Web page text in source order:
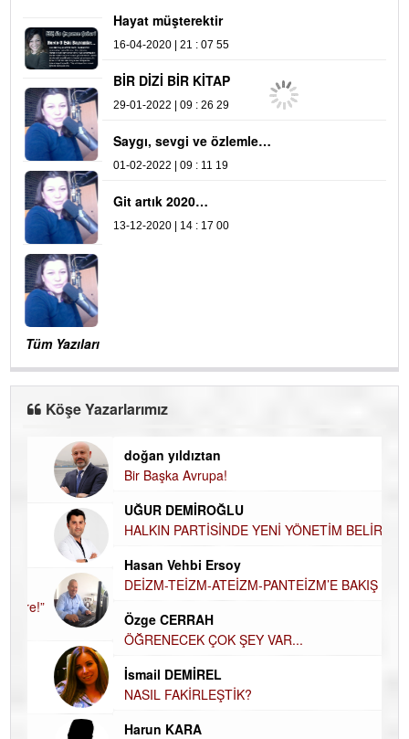
Hayat müşterektir
16-04-2020 | 21 : 07 55
BİR DİZİ BİR KİTAP
29-01-2022 | 09 : 26 29
Saygı, sevgi ve özlemle…
01-02-2022 | 09 : 11 19
Git artık 2020…
13-12-2020 | 14 : 17 00
Tüm Yazıları
Köşe Yazarlarımız
doğan yıldıztan
Bir Başka Avrupa!
UĞUR DEMİROĞLU
HALKIN PARTİSİNDE YENİ YÖNETİM BELİRLENDİ…
Hasan Vehbi Ersoy
DEİZM-TEİZM-ATEİZM-PANTEİZM’E BAKIŞ
Özge CERRAH
ÖĞRENECEK ÇOK ŞEY VAR...
İsmail DEMİREL
NASIL FAKİRLEŞTİK?
Harun KARA